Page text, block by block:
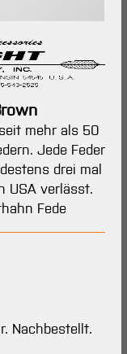
mehr als 50
Jede Feder
drei mal
USA verlässt.
Fede
Nachbestellt.